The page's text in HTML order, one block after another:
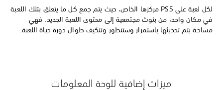
لكل لعبة على PS5 مركزها الخاص، حيث يتم جمع كل ما يتعلق بتلك اللعبة
في مكان واحد، من بثوث مجتمعية إلى محتوى اللعبة الجديد. فهي
مساحة يتم تحديثها باستمرار وستتطور وتتكيف طوال دورة حياة اللعبة.
ميزات إضافية للوحة المعلومات